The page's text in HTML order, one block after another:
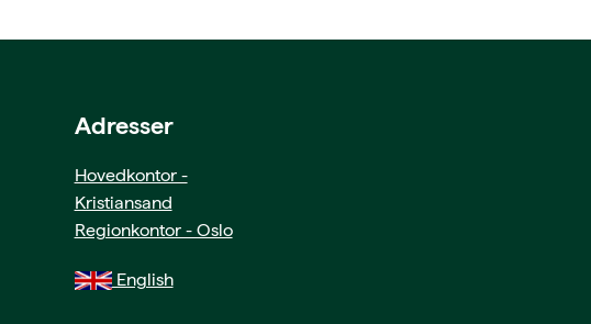
Adresser
Hovedkontor -
Kristiansand
Regionkontor - Oslo
English